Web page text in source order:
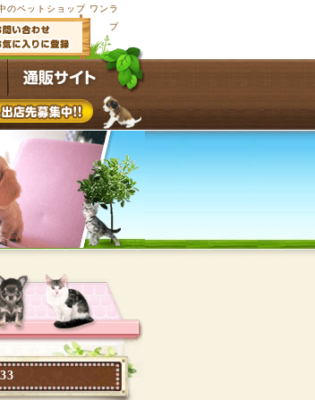
のペットショップ ワンラ
ブ